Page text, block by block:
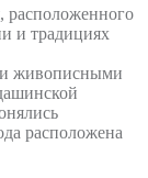
расположенного
и традициях
живописными
расположена